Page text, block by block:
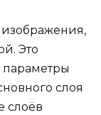
изображения,
Это
параметры
слоя
слоёв